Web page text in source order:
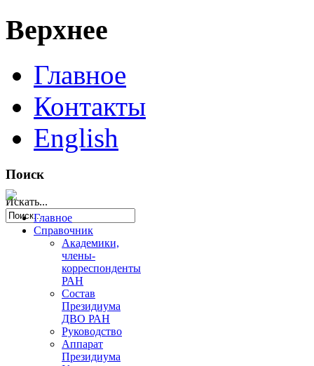
Верхнее
Главное
Контакты
English
Поиск
Искать...
Главное
Справочник
Академики,
члены-
корреспонденты
РАН
Состав
Президиума
ДВО РАН
Руководство
Аппарат
Президиума